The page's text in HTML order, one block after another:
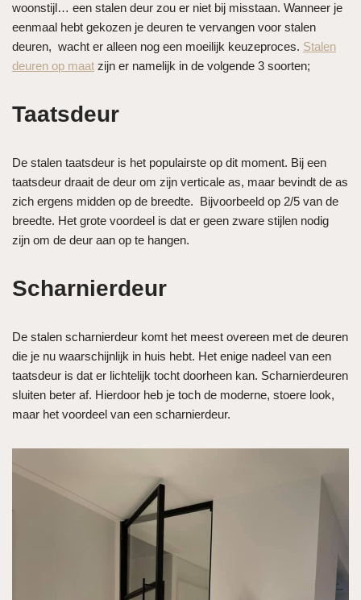
woonstijl… een stalen deur zou er niet bij misstaan. Wanneer je
eenmaal hebt gekozen je deuren te vervangen voor stalen
deuren, wacht er alleen nog een moeilijk keuzeproces. Stalen
deuren op maat zijn er namelijk in de volgende 3 soorten;
Taatsdeur
De stalen taatsdeur is het populairste op dit moment. Bij een
taatsdeur draait de deur om zijn verticale as, maar bevindt de as
zich ergens midden op de breedte. Bijvoorbeeld op 2/5 van de
breedte. Het grote voordeel is dat er geen zware stijlen nodig
zijn om de deur aan op te hangen.
Scharnierdeur
De stalen scharnierdeur komt het meest overeen met de deuren
die je nu waarschijnlijk in huis hebt. Het enige nadeel van een
taatsdeur is dat er lichtelijk tocht doorheen kan. Scharnierdeuren
sluiten beter af. Hierdoor heb je toch de moderne, stoere look,
maar het voordeel van een scharnierdeur.